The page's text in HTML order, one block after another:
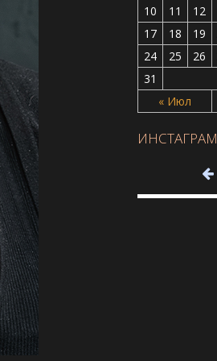
« Июл
10 11 12
17
18 19
24
25 26
31
ИНСТАГРАМ